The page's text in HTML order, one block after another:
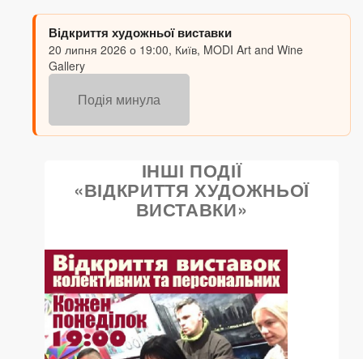
Відкриття художньої виставки
20 липня 2026 о 19:00, Київ, MODI Art and Wine
Gallery
Подія минула
ІНШІ ПОДІЇ
«ВІДКРИТТЯ ХУДОЖНЬОЇ
ВИСТАВКИ»